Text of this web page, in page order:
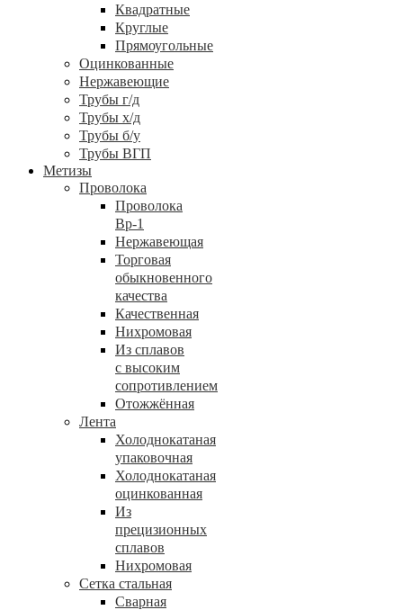
Квадратные
Круглые
Прямоугольные
Оцинкованные
Нержавеющие
Трубы г/д
Трубы х/д
Трубы б/у
Трубы ВГП
Метизы
Проволока
Проволока
Вр-1
Нержавеющая
Торговая
обыкновенного
качества
Качественная
Нихромовая
Из сплавов
с высоким
сопротивлением
Отожжённая
Лента
Холоднокатаная
упаковочная
Холоднокатаная
оцинкованная
Из
прецизионных
сплавов
Нихромовая
Сетка стальная
Сварная